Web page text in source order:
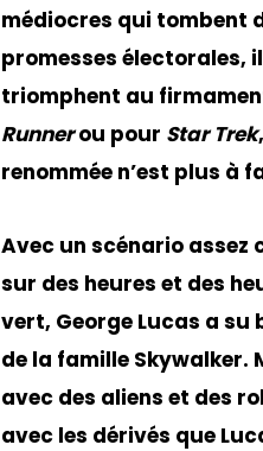
médiocres qui tombent
promesses électorales,
triomphent au
Runnerou pour Star Trek
renommée n’est plus à
Avec un scénario assez
sur des heures et des
vert, George Lucas a
de la famille Skywalker.
avec des aliens et des
avec les dérivés que